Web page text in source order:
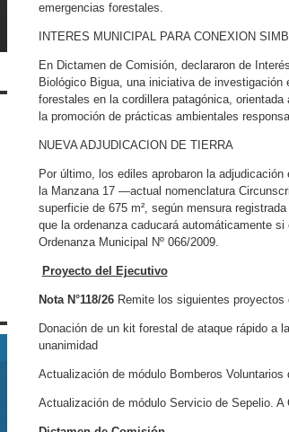
emergencias forestales.
INTERES MUNICIPAL PARA CONEXION
En Dictamen de Comisión, declararon de
Biológico Bigua, una iniciativa de
forestales en la cordillera patagónica,
la promoción de prácticas ambientales
NUEVA ADJUDICACION DE TIERRA
Por último, los ediles aprobaron la
la Manzana 17 —actual nomenclatura
superficie de 675 m², según mensura
que la ordenanza caducará automáticamente
Ordenanza Municipal Nº 066/2009.
Proyecto del Ejecutivo
Nota N°118/26 Remite los siguientes proyectos
Donación de un kit forestal de ataque rápido a
unanimidad
Actualización de módulo Bomberos
Actualización de módulo Servicio de Sepelio.